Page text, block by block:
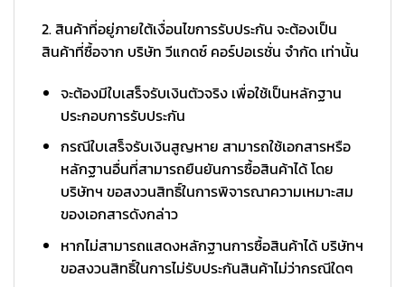
2. สินค้าที่อยู่ภายใต้เงื่อนไขการรับประกัน จะต้องเป็น
สินค้าที่ซื้อจาก บริษัท วีแกดซ์ คอร์ปอเรชั่น จำกัด เท่านั้น
จะต้องมีใบเสร็จรับเงินตัวจริง เพื่อใช้เป็นหลักฐาน
ประกอบการรับประกัน
กรณีใบเสร็จรับเงินสูญหาย สามารถใช้เอกสารหรือ
หลักฐานอื่นที่สามารถยืนยันการซื้อสินค้าได้ โดย
บริษัทฯ ขอสงวนสิทธิ์ในการพิจารณาความเหมาะสม
ของเอกสารดังกล่าว
หากไม่สามารถแสดงหลักฐานการซื้อสินค้าได้ บริษัทฯ
ขอสงวนสิทธิ์ในการไม่รับประกันสินค้าไม่ว่ากรณีใดๆ